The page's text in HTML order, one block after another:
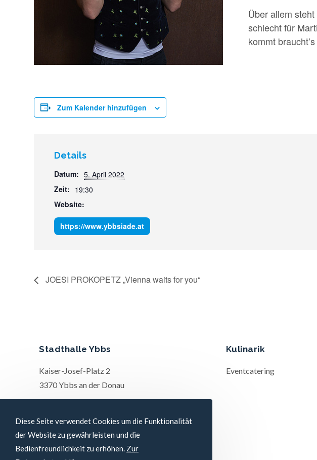
Über allem
schlecht für
kommt
Zum Kalender hinzufügen
Details
Datum: 5. April 2022
Zeit: 19:30
Website:
https://www.ybbsiade.at
JOESI PROKOPETZ „Vienna waits for you“
Stadthalle Ybbs
Kaiser-Josef-Platz 2
3370 Ybbs an der Donau
Kulinarik
Eventcatering
Copyright 2026 - Stadthalle Ybbs
Diese Seite verwendet Cookies um die Funktionalität
der Website zu gewährleisten und die
Bedienfreundlichkeit zu erhöhen. Zur